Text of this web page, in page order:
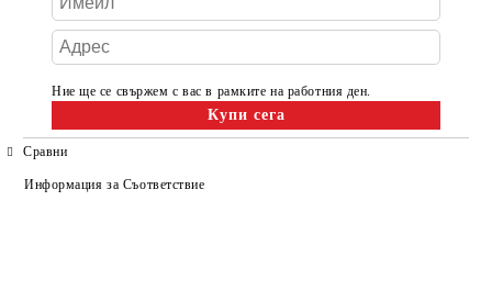
Ние ще се свържем с вас в рамките на работния ден.
Сравни
Информация за Съответствие